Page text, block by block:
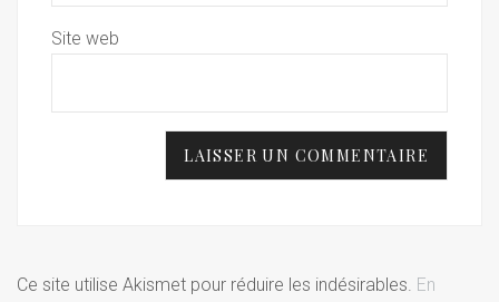
Site web
Ce site utilise Akismet pour réduire les indésirables. En